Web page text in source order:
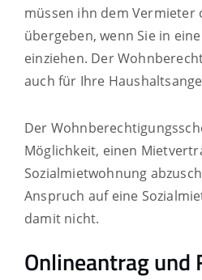
müssen ihn dem
übergeben, wenn Sie in
einziehen. Der
auch für Ihre
Der
Möglichkeit, einen
Sozialmietwohnung
Anspruch auf eine
damit nicht.
Onlineantrag und